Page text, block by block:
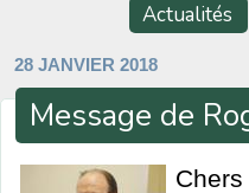
Actualités
28 JANVIER 2018
Message de